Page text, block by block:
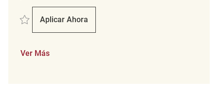
Salvar Retail Merchandising Coordinator REQ134250
Aplicar Ahora
Retail Merchandising Coordinator
Ver Más